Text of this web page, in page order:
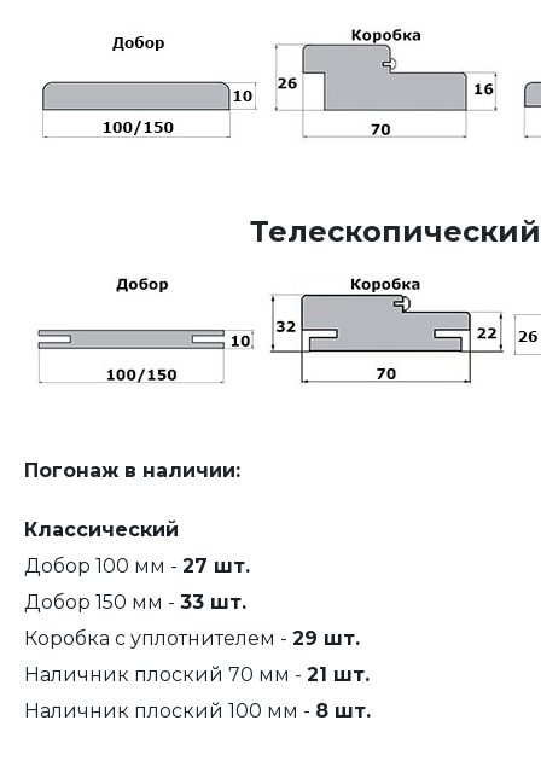
Погонаж в наличии:
Классический
Добор 100 мм - 27 шт.
Добор 150 мм - 33 шт.
Коробка с уплотнителем - 29 шт.
Наличник плоский 70 мм - 21 шт.
Наличник плоский 100 мм - 8 шт.